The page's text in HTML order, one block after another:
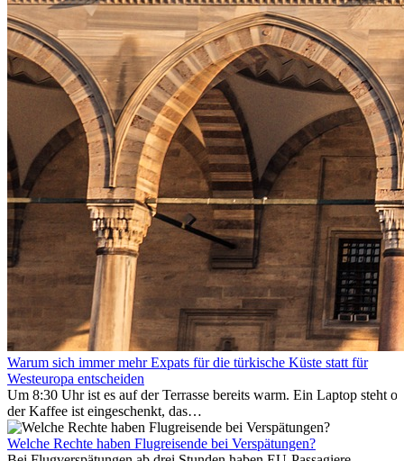
Warum sich immer mehr Expats für die türkische Küste statt für
Westeuropa entscheiden
Um 8:30 Uhr ist es auf der Terrasse bereits warm. Ein Laptop steht
der Kaffee ist eingeschenkt, das
Meer ist nur wenige Meter entfernt. Für viele Expats in
Antalya ist das kein Urlaub. So beginnt ihr Alltag.
Welche Rechte haben Flugreisende bei Verspätungen?